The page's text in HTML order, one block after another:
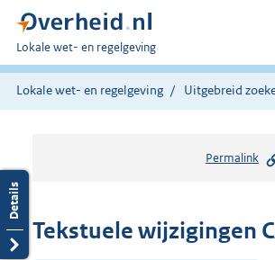
U
bent
hier:
Lokale wet- en regelgeving
Lokale wet- en regelgeving Uitgebreid
Permalink
Tekstuele wijzigingen